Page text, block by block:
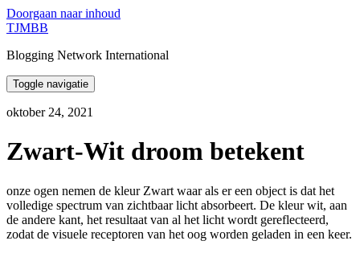
Doorgaan naar inhoud
TJMBB
Blogging Network International
Toggle navigatie
oktober 24, 2021
Zwart-Wit droom betekent
onze ogen nemen de kleur Zwart waar als er een object is dat het
volledige spectrum van zichtbaar licht absorbeert. De kleur wit, aan
de andere kant, het resultaat van al het licht wordt gereflecteerd,
zodat de visuele receptoren van het oog worden geladen in een keer.